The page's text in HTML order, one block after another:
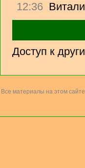
12:36
Доступ к
Все материалы на этом